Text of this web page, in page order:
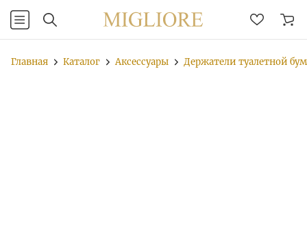
Главная Каталог Аксессуары Держатели туалетной